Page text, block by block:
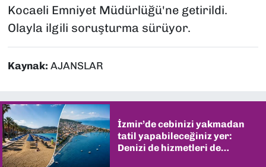
Kocaeli Emniyet Müdürlüğü'ne getirildi.
Olayla ilgili soruşturma sürüyor.
Kaynak: AJANSLAR
İzmir’de cebinizi yakmadan
tatil yapabileceğiniz yer:
Denizi de hizmetleri de